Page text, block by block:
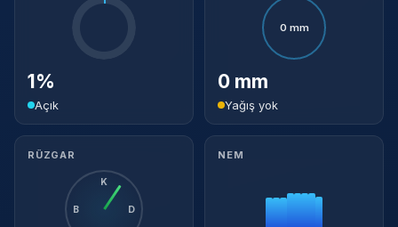
1%
Açık
0 mm
0 mm
Yağış yok
RÜZGAR
K
D
B
NEM